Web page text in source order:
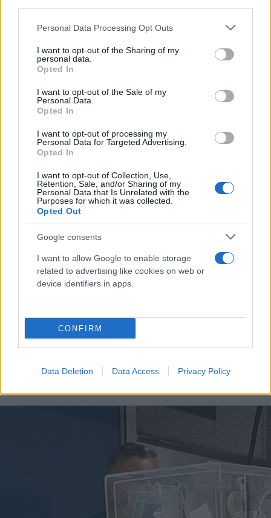
Please note that this website/app uses one or more Google
not limited to your visit or usage behaviour. You may click to
grant or deny consent to Google and its third-party tags to
use your data for below specified purposes in below Google
consent section.
Personal Data Processing Opt Outs
I want to opt-out of the Sharing of my
personal data.
Opted In
I want to opt-out of the Sale of my
Personal Data.
Opted In
I want to opt-out of processing my
Personal Data for Targeted Advertising.
Opted In
I want to opt-out of Collection, Use,
Retention, Sale, and/or Sharing of my
Personal Data that Is Unrelated with the
Purposes for which it was collected.
Opted Out
Google consents
I want to allow Google to enable storage
related to advertising like cookies on web or
device identifiers in apps.
CONFIRM
Data Deletion Data Access Privacy Policy